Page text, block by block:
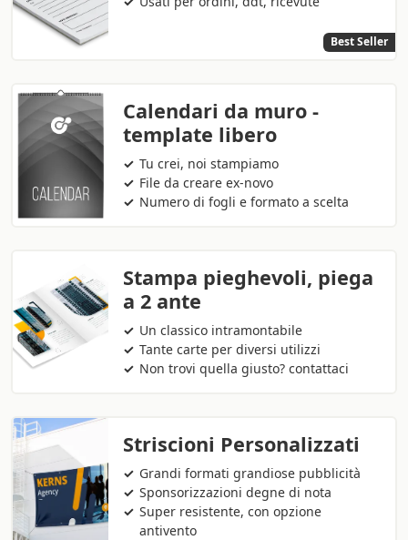
Best Seller
Calendari da muro -
template libero
Tu crei, noi stampiamo
File da creare ex-novo
Numero di fogli e formato a scelta
Stampa pieghevoli, piega
a 2 ante
Un classico intramontabile
Tante carte per diversi utilizzi
Non trovi quella giusto? contattaci
Striscioni Personalizzati
Grandi formati grandiose pubblicità
Sponsorizzazioni degne di nota
Super resistente, con opzione
antivento